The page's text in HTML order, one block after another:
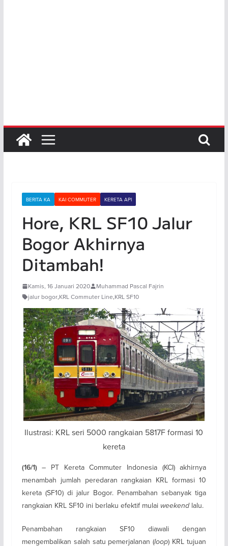
BERITA KA KAI COMMUTER KERETA API
Hore, KRL SF10 Jalur
Bogor Akhirnya
Ditambah!
Kamis, 16 Januari 2020
Muhammad Pascal Fajrin
jalur bogor,KRL Commuter Line,KRL SF10
Ilustrasi: KRL seri 5000 rangkaian 5817F formasi 10
kereta
(16/1)– PT Kereta Commuter Indonesia (KCI) akhirnya
menambah jumlah peredaran rangkaian KRL formasi 10
kereta (SF10) di jalur Bogor. Penambahan sebanyak tiga
rangkaian KRL SF10 ini berlaku efektif mulai weekend lalu.
Penambahan rangkaian SF10 diawali dengan
mengembalikan salah satu pemerjalanan (loop) KRL tujuan